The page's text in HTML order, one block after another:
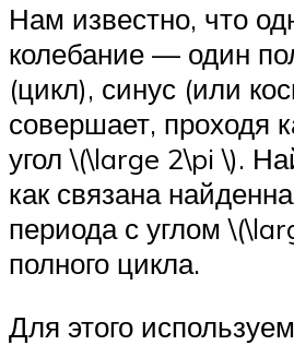
Нам известно, что
колебание — один
(цикл), синус (или
совершает, проходя
угол \(\large 2\pi \).
как связана
периода с углом
полного цикла.
Для этого